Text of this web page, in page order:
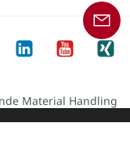
Material Handling